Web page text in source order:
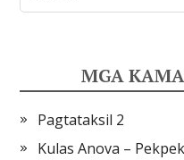
MGA
Pagtataksil 2
Kulas Anova –